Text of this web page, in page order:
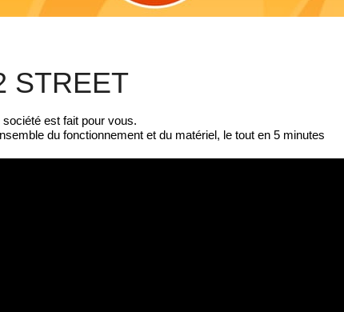
STREET
est fait pour vous.
du fonctionnement et du matériel, le tout en 5 minutes